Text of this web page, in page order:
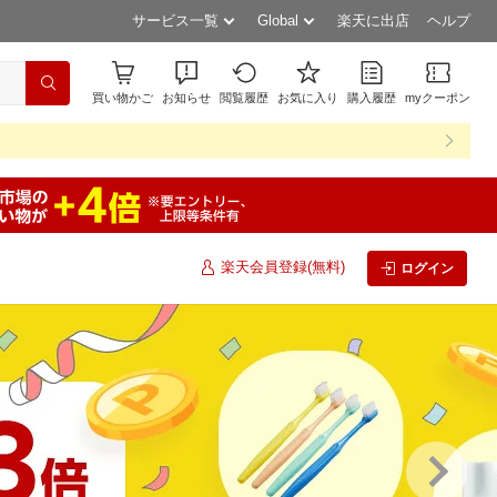
サービス一覧 Global 楽天に出店 ヘルプ
買い物かご お知らせ 閲覧履歴 お気に入り 購入履歴 myクーポン
楽天会員登録(無料) ログイン